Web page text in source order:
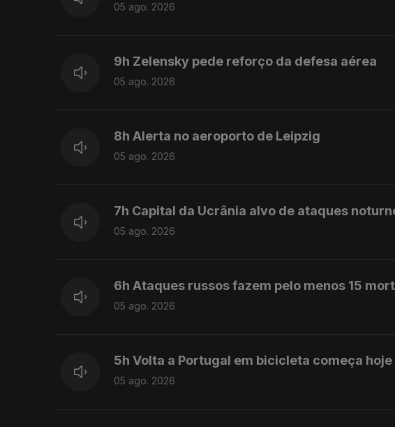
05 ago. 2026
9h Zelensky pede reforço da defesa aérea
05 ago. 2026
8h Alerta no aeroporto de Leipzig
05 ago. 2026
7h Capital da Ucrânia alvo de ataques
05 ago. 2026
6h Ataques russos fazem pelo menos 15
05 ago. 2026
5h Volta a Portugal em bicicleta começa hoje
05 ago. 2026